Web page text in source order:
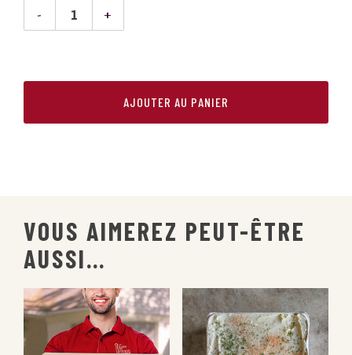
CHINOIS
AJOUTER AU PANIER
VOUS AIMEREZ PEUT-ÊTRE
AUSSI…